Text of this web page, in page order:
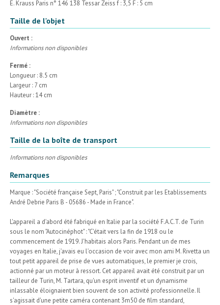
E. Krauss Paris n° 146 138 Tessar Zeiss f : 3,5 F : 5 cm
Taille de l'objet
Ouvert :
Informations non disponibles
Fermé :
Longueur : 8.5 cm
Largeur : 7 cm
Hauteur : 14 cm
Diamètre :
Informations non disponibles
Taille de la boîte de transport
Informations non disponibles
Remarques
Marque : "Société française Sept, Paris" ; "Construit par les Etablissements
André Debrie Paris B - 05686 - Made in France".
L'appareil a d'abord été fabriqué en Italie par la société F.A.C.T. de Turin
sous le nom "Autocinéphot" : "C'était vers la fin de 1918 ou le
commencement de 1919. J'habitais alors Paris. Pendant un de mes
voyages en Italie, j'avais eu l'occasion de voir avec mon ami M. Rivetta un
tout petit appareil de prise de vues automatiques, le premier je crois,
actionné par un moteur à ressort. Cet appareil avait été construit par un
tailleur de Turin, M. Tartara, qu'un esprit inventif et un dynamisme
inlassable éloignaient bien souvent de son activité professionnelle. Il
s'agissait d'une petite caméra contenant 3m50 de film standard,